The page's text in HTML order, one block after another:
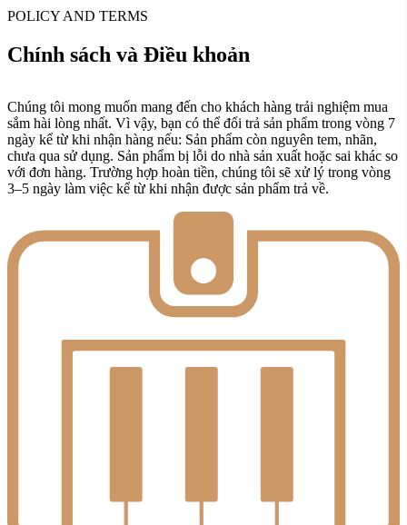
POLICY AND TERMS
Chính sách và Điều khoản
Chúng tôi mong muốn mang đến cho khách hàng trải nghiệm mua
sắm hài lòng nhất. Vì vậy, bạn có thể đổi trả sản phẩm trong vòng 7
ngày kể từ khi nhận hàng nếu: Sản phẩm còn nguyên tem, nhãn,
chưa qua sử dụng. Sản phẩm bị lỗi do nhà sản xuất hoặc sai khác so
với đơn hàng. Trường hợp hoàn tiền, chúng tôi sẽ xử lý trong vòng
3–5 ngày làm việc kể từ khi nhận được sản phẩm trả về.